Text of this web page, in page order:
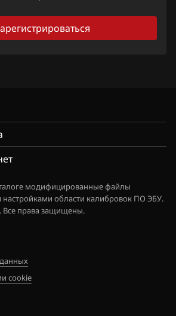
модифицированные файлы
настройками области калибровок ПО ЭБУ.
Все права защищены.
cookie